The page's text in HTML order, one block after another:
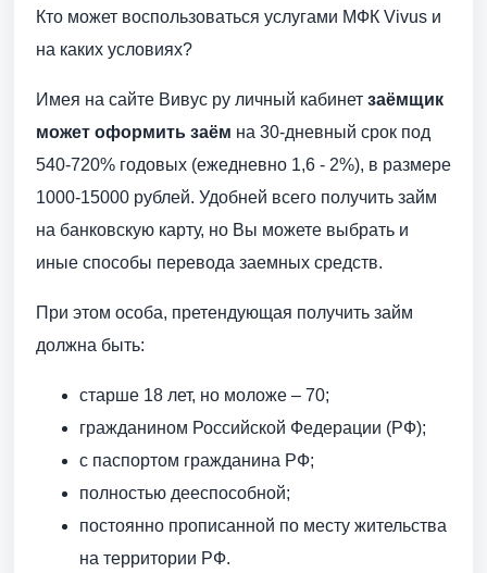
Кто может воспользоваться услугами МФК Vivus и
на каких условиях?
Имея на сайте Вивус ру личный кабинет заёмщик
может оформить заём на 30-дневный срок под
540-720% годовых (ежедневно 1,6 - 2%), в размере
1000-15000 рублей. Удобней всего получить займ
на банковскую карту, но Вы можете выбрать и
иные способы перевода заемных средств.
При этом особа, претендующая получить займ
должна быть:
старше 18 лет, но моложе – 70;
гражданином Российской Федерации (РФ);
с паспортом гражданина РФ;
полностью дееспособной;
постоянно прописанной по месту жительства
на территории РФ.